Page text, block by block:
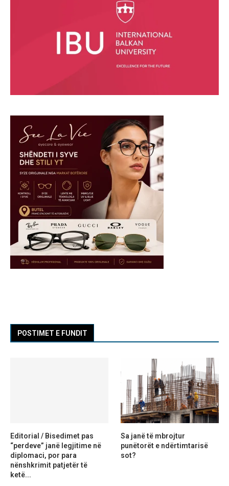
POSTIMET E FUNDIT
Editorial / Bisedimet pas
“perdeve” janë legjitime në
diplomaci, por para
nënshkrimit patjetër të
ketë...
Sa janë të mbrojtur
punëtorët e ndërtimtarisë
sot?